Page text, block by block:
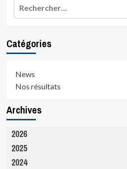
Catégories
News
Nos résultats
Archives
2026
2025
2024